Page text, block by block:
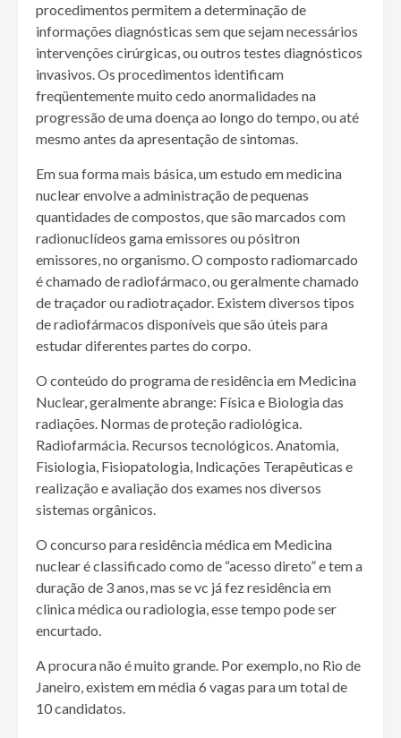
procedimentos permitem a determinação de
informações diagnósticas sem que sejam necessários
intervenções cirúrgicas, ou outros testes diagnósticos
invasivos. Os procedimentos identificam
freqüentemente muito cedo anormalidades na
progressão de uma doença ao longo do tempo, ou até
mesmo antes da apresentação de sintomas.
Em sua forma mais básica, um estudo em medicina
nuclear envolve a administração de pequenas
quantidades de compostos, que são marcados com
radionuclídeos gama emissores ou pósitron
emissores, no organismo. O composto radiomarcado
é chamado de radiofármaco, ou geralmente chamado
de traçador ou radiotraçador. Existem diversos tipos
de radiofármacos disponíveis que são úteis para
estudar diferentes partes do corpo.
O conteúdo do programa de residência em Medicina
Nuclear, geralmente abrange: Física e Biologia das
radiações. Normas de proteção radiológica.
Radiofarmácia. Recursos tecnológicos. Anatomia,
Fisiologia, Fisiopatologia, Indicações Terapêuticas e
realização e avaliação dos exames nos diversos
sistemas orgânicos.
O concurso para residência médica em Medicina
nuclear é classificado como de “acesso direto” e tem a
duração de 3 anos, mas se vc já fez residência em
clinica médica ou radiologia, esse tempo pode ser
encurtado.
A procura não é muito grande. Por exemplo, no Rio de
Janeiro, existem em média 6 vagas para um total de
10 candidatos.